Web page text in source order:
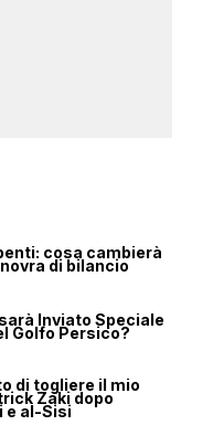
cosa cambierà
di bilancio
Inviato Speciale
Golfo Persico?
di togliere il mio
Zaki dopo
e al-Sisi